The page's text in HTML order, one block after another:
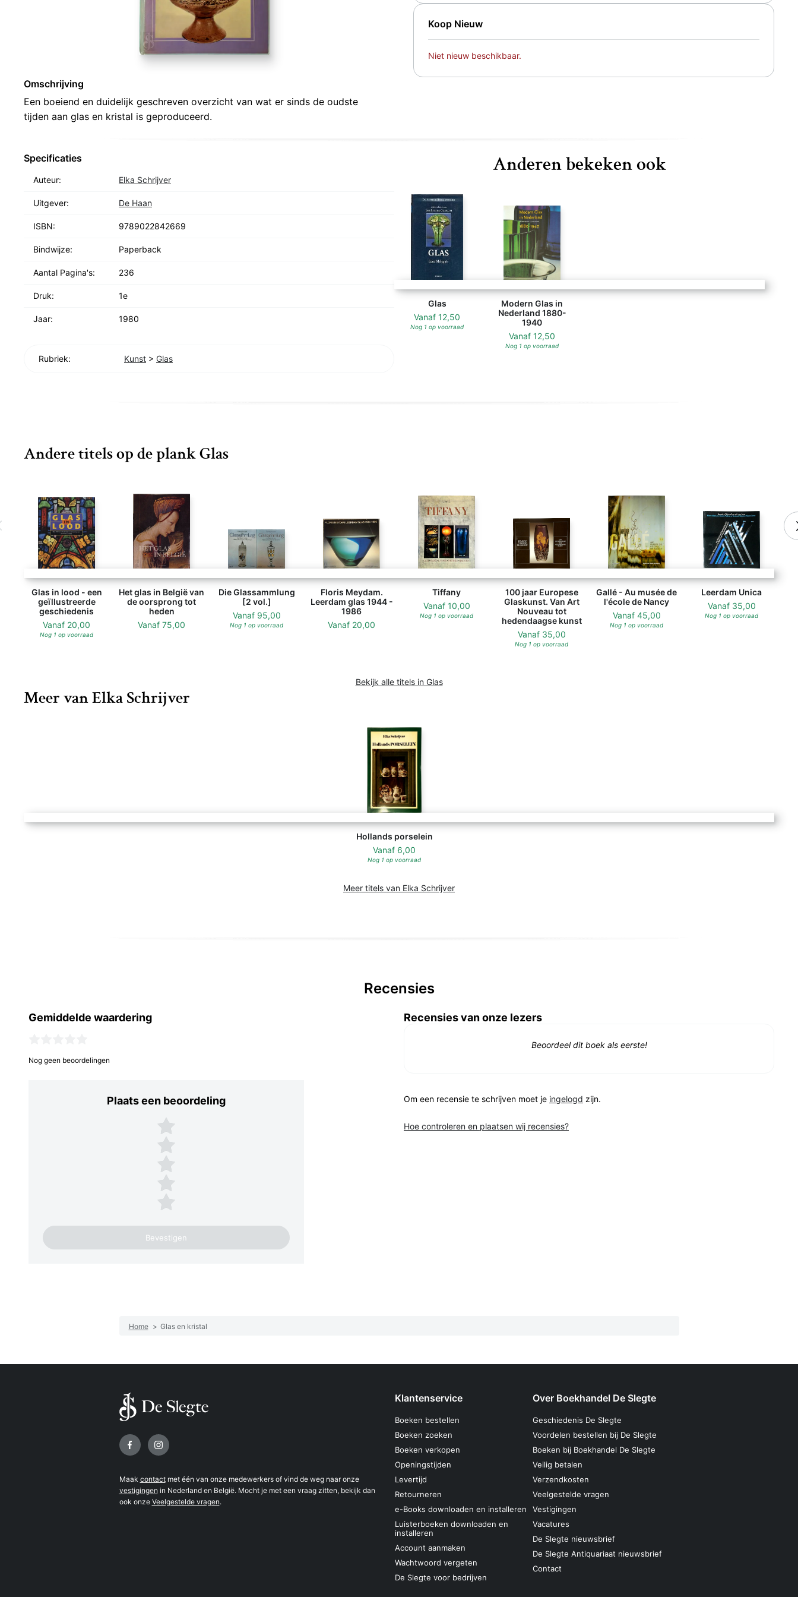
Koop Nieuw
Niet nieuw beschikbaar.
Omschrijving
Een boeiend en duidelijk geschreven overzicht van wat er sinds de oudste
tijden aan glas en kristal is geproduceerd.
Anderen bekeken ook
Glas
Vanaf 12,50
Nog 1 op voorraad
Modern Glas in
Nederland 1880-
1940
Vanaf 12,50
Nog 1 op voorraad
Specificaties
Auteur: Elka Schrijver
Uitgever: De Haan
ISBN: 9789022842669
Bindwijze: Paperback
Aantal Pagina's: 236
Druk: 1e
Jaar: 1980
Rubriek: Kunst > Glas
Andere titels op de plank Glas
Glas in lood - een
geïllustreerde
geschiedenis
Vanaf 20,00
Nog 1 op voorraad
Het glas in België van
de oorsprong tot
heden
Vanaf 75,00
Die Glassammlung
[2 vol.]
Vanaf 95,00
Nog 1 op voorraad
Floris Meydam.
Leerdam glas 1944 -
1986
Vanaf 20,00
Tiffany
Vanaf 10,00
Nog 1 op voorraad
100 jaar Europese
Glaskunst. Van Art
Nouveau tot
hedendaagse kunst
Vanaf 35,00
Nog 1 op voorraad
Gallé - Au musée de
l'école de Nancy
Vanaf 45,00
Nog 1 op voorraad
Leerdam Unica
Vanaf 35,00
Nog 1 op voorraad
Bekijk alle titels in Glas
Meer van Elka Schrijver
Hollands porselein
Vanaf 6,00
Nog 1 op voorraad
Meer titels van Elka Schrijver
Recensies
Gemiddelde waardering
Nog geen beoordelingen
Plaats een beoordeling
Plaats een beoordeling
5 sterren
4 sterren
3 sterren
2 sterren
1 ster
Recensies van onze lezers
Beoordeel dit boek als eerste!
Om een recensie te schrijven moet je ingelogd zijn.
Hoe controleren en plaatsen wij recensies?
Home > Glas en kristal
Volg ons op
Maak contactmet één van onze medewerkers of vind de weg naar onze
vestigingen in Nederland en België. Mocht je met een vraag zitten, bekijk dan
ook onze Veelgestelde vragen.
Klantenservice
Boeken bestellen
Boeken zoeken
Boeken verkopen
Openingstijden
Levertijd
Retourneren
e-Books downloaden en installeren
Luisterboeken downloaden en
installeren
Account aanmaken
Wachtwoord vergeten
De Slegte voor bedrijven
Over Boekhandel De Slegte
Geschiedenis De Slegte
Voordelen bestellen bij De Slegte
Boeken bij Boekhandel De Slegte
Veilig betalen
Verzendkosten
Veelgestelde vragen
Vestigingen
Vacatures
De Slegte nieuwsbrief
De Slegte Antiquariaat nieuwsbrief
Contact